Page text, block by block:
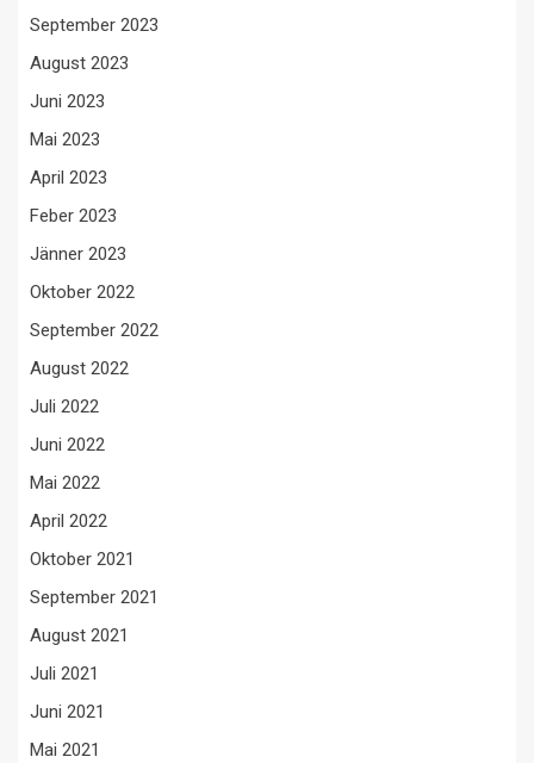
September 2023
August 2023
Juni 2023
Mai 2023
April 2023
Feber 2023
Jänner 2023
Oktober 2022
September 2022
August 2022
Juli 2022
Juni 2022
Mai 2022
April 2022
Oktober 2021
September 2021
August 2021
Juli 2021
Juni 2021
Mai 2021